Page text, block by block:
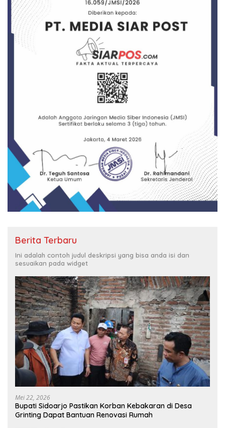
Berita Terbaru
Ini adalah contoh judul deskripsi yang bisa anda isi dan
sesuaikan pada widget
Mei 22, 2026
Bupati Sidoarjo Pastikan Korban Kebakaran di Desa
Grinting Dapat Bantuan Renovasi Rumah